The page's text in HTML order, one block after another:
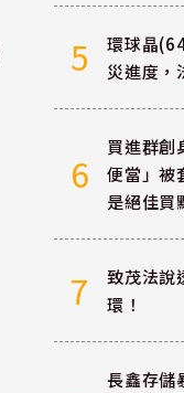
5
環球晶
災進度，
6
買進群創
便當」被
是絕佳買
7
致茂法說
環！
長鑫存儲